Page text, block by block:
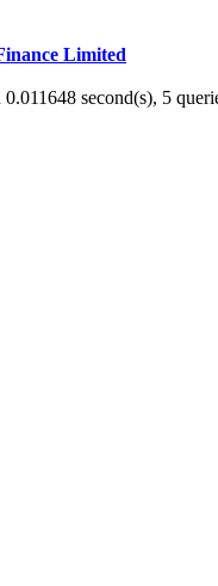
Limited
0.011648 second(s), 5